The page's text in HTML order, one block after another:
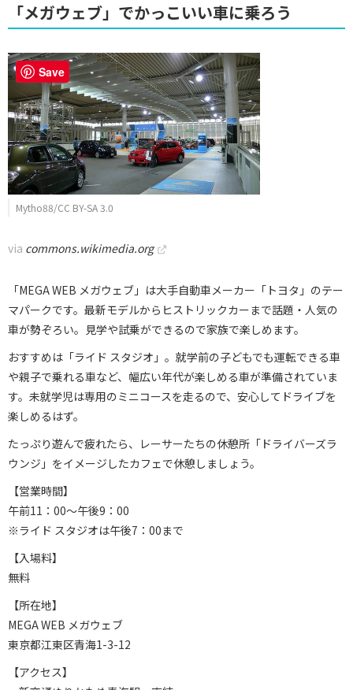
「メガウェブ」でかっこいい車に乗ろう
Mytho88/CC BY-SA 3.0
via commons.wikimedia.org
「MEGA WEB メガウェブ」は大手自動車メーカー「トヨタ」のテー
マパークです。最新モデルからヒストリックカーまで話題・人気の
車が勢ぞろい。見学や試乗ができるので家族で楽しめます。
おすすめは「ライド スタジオ」。就学前の子どもでも運転できる車
や親子で乗れる車など、幅広い年代が楽しめる車が準備されていま
す。未就学児は専用のミニコースを走るので、安心してドライブを
楽しめるはず。
たっぷり遊んで疲れたら、レーサーたちの休憩所「ドライバーズラ
ウンジ」をイメージしたカフェで休憩しましょう。
【営業時間】
午前11：00〜午後9：00
※ライド スタジオは午後7：00まで
【入場料】
無料
【所在地】
MEGA WEB メガウェブ
東京都江東区青海1-3-12
【アクセス】
Save